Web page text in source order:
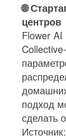
🌐
центров
Flower AI
подход
сделать
Источник: